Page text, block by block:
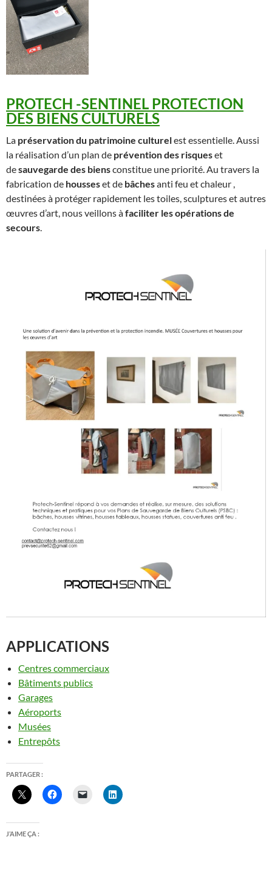
PROTECH -SENTINEL PROTECTION
DES BIENS CULTURELS
La préservation du patrimoine culturelest essentielle. Aussi
la réalisation d’un plan de prévention des risqueset
desauvegarde des biensconstitue une priorité. Au travers la
fabrication de housseset de bâchesanti feu et chaleur ,
destinées à protéger rapidement les toiles, sculptures et autres
œuvres d’art, nous veillons àfaciliter les opérations de
secours.
APPLICATIONS
Centres commerciaux
Bâtiments publics
Garages
Aéroports
Musées
Entrepôts
PARTAGER :
J’AIME ÇA :